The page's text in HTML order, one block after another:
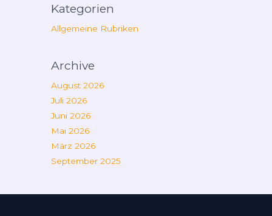
Kategorien
Allgemeine Rubriken
Archive
August 2026
Juli 2026
Juni 2026
Mai 2026
März 2026
September 2025